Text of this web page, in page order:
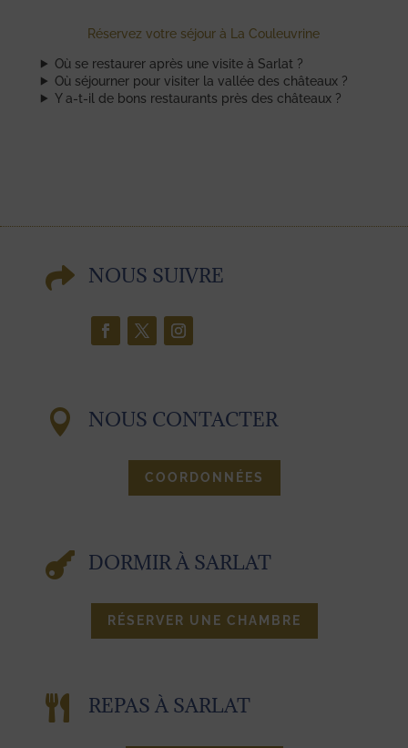
Réservez votre séjour à La Couleuvrine
Où se restaurer après une visite à Sarlat ?
Où séjourner pour visiter la vallée des châteaux ?
Y a-t-il de bons restaurants près des châteaux ?
 NOUS SUIVRE
 NOUS CONTACTER
COORDONNÉES
 DORMIR À SARLAT
RÉSERVER UNE CHAMBRE
 REPAS À SARLAT